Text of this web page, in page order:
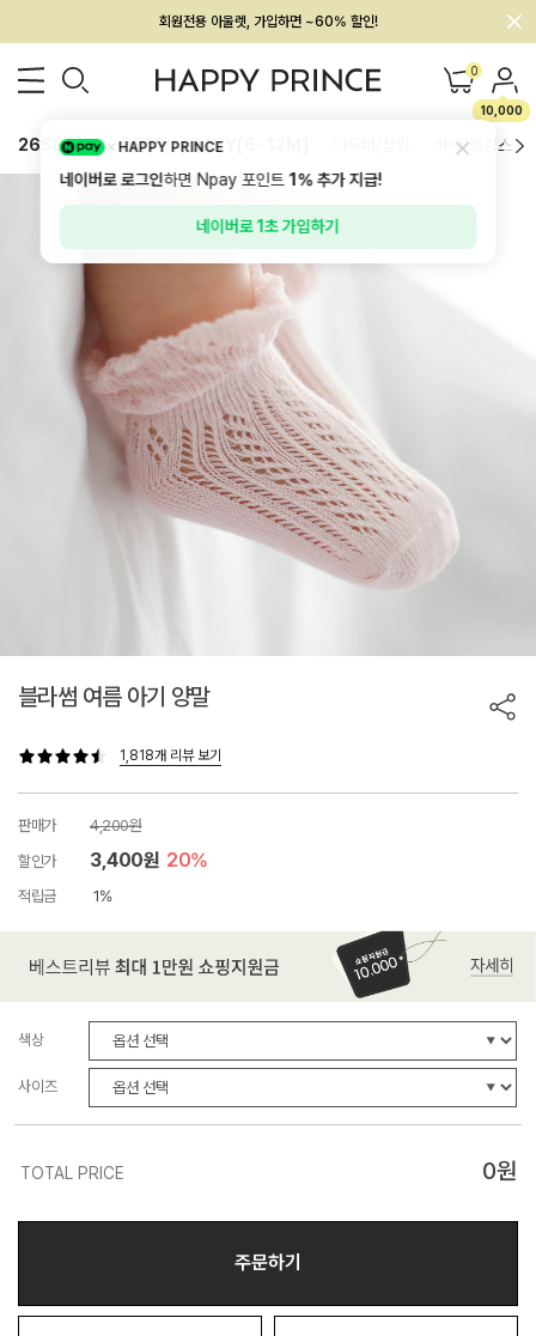
회원전용 아울렛, 가입하면 ~60% 할인!
멤버십 최대 28,000원 혜택 0
10,000
26SS 신상 BEST BABY[6~12M] 하의/레깅스
블라썸 여름 아기 양말
1,818개 리뷰 보기
판매가
4,200원
할인가
3,400원 20%
적립금 1%
색상
사이즈
TOTAL PRICE 0원
주문하기
HAPPY PRINCE
네이버로 로그인하면 Npay 포인트1%추가 지급!
네이버로 1초 가입하기